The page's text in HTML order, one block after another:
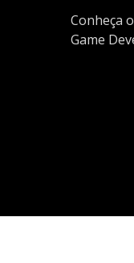
Conheça
Game